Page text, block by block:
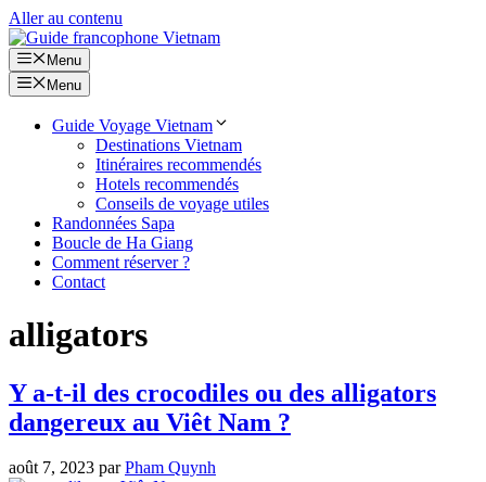
Aller au contenu
Menu
Menu
Guide Voyage Vietnam
Destinations Vietnam
Itinéraires recommendés
Hotels recommendés
Conseils de voyage utiles
Randonnées Sapa
Boucle de Ha Giang
Comment réserver ?
Contact
alligators
Y a-t-il des crocodiles ou des alligators
dangereux au Viêt Nam ?
août 7, 2023 parPham Quynh